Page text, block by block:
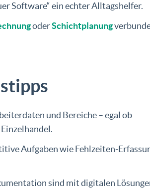
Software“ ein echter Alltagshelfer.
oderSchichtplanung
und Bereiche – egal ob
Aufgaben wie Fehlzeiten-
sind mit digitalen